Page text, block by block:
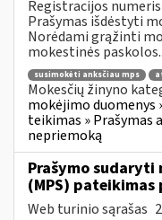
Registracijos
Prašymas išdėstyti
Norėdami grąžinti
mokestinės
susimokėti anksčiau mps
Mokesčių žinyno
mokėjimo duomenys
teikimas »
nepriemoką
Prašymo sudaryti
(MPS) pateikimas
Web turinio sąrašas